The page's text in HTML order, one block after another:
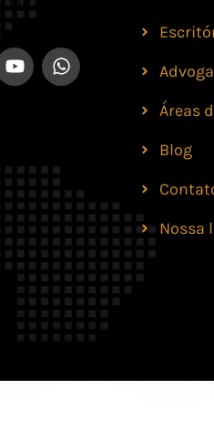
Áreas
Blog
Nossa